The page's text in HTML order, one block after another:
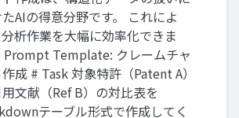
AIの得意分野です。 これによ
分析作業を大幅に効率化できま
Prompt Template: クレームチャ
成 # Task 対象特許（Patent A）
用文献（Ref B）の対比表を
テーブル形式で作成してく